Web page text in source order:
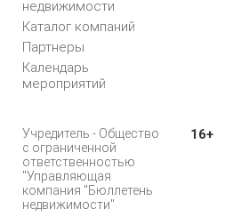
недвижимости
Каталог компаний
Партнеры
Календарь
мероприятий
Учредитель - Общество
с ограниченной
ответственностью
"Управляющая
компания "Бюллетень
недвижимости"
16+